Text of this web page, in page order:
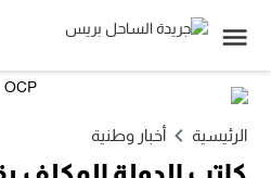
الرئيسية أخبار وطنية